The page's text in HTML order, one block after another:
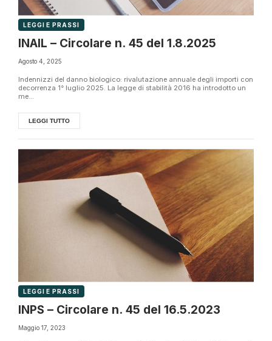
LEGGI E PRASSI
INAIL – Circolare n. 45 del 1.8.2025
Agosto 4, 2025
Indennizzi del danno biologico: rivalutazione annuale degli importi con
decorrenza 1° luglio 2025. La legge di stabilità 2016 ha introdotto un
me...
LEGGI TUTTO
LEGGI E PRASSI
INPS – Circolare n. 45 del 16.5.2023
Maggio 17, 2023